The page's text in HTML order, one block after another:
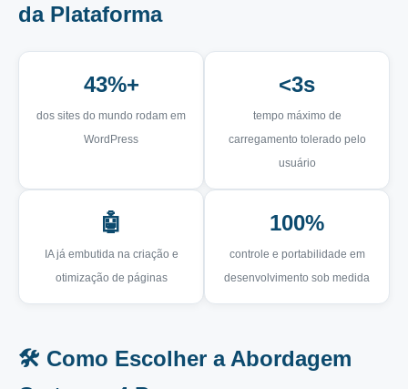
da Plataforma
43%+
dos sites do mundo rodam em
WordPress
<3s
tempo máximo de
carregamento tolerado pelo
usuário
🤖
IA já embutida na criação e
otimização de páginas
100%
controle e portabilidade em
desenvolvimento sob medida
🛠️ Como Escolher a Abordagem